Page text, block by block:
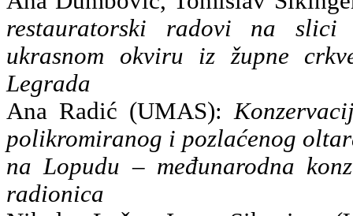
restauratorski radovi na slici
ukrasnom okviru iz župne
Legrada
Ana Radić (UMAS):
polikromiranog i pozlaćenog
na Lopudu – međunarodna
radionica